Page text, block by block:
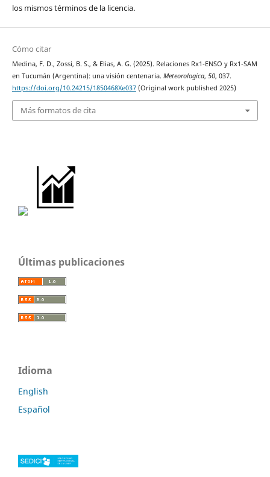
los mismos términos de la licencia.
Cómo citar
Medina, F. D., Zossi, B. S., & Elias, A. G. (2025). Relaciones Rx1-ENSO y Rx1-SAM
en Tucumán (Argentina): una visión centenaria. Meteorologica, 50, 037.
https://doi.org/10.24215/1850468Xe037(Original work published 2025)
Más formatos de cita
Últimas publicaciones
Idioma
English
Español